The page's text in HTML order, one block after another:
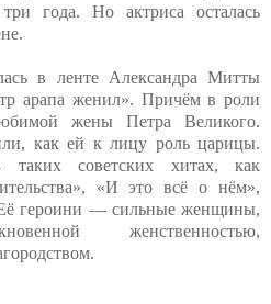
года. Но актриса осталась
в ленте Александра Митты
арапа женил». Причём в роли
жены Петра Великого.
как ей к лицу роль царицы.
советских хитах, как
«И это всё о нём»,
героини — сильные женщины,
женственностью,